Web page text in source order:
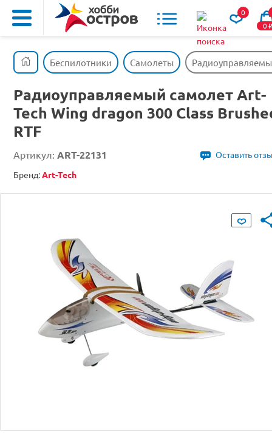
0
0o
Беспилотники Самолеты
Радиоуправляемый самолет Art-
Tech Wing dragon 300 Class
RTF
Артикул: ART-22131
Оставить
Бренд:Art-Tech